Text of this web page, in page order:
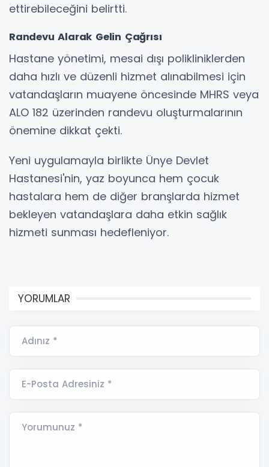
ettirebileceğini belirtti.
Randevu Alarak Gelin Çağrısı
Hastane yönetimi, mesai dışı polikliniklerden
daha hızlı ve düzenli hizmet alınabilmesi için
vatandaşların muayene öncesinde MHRS veya
ALO 182 üzerinden randevu oluşturmalarının
önemine dikkat çekti.
Yeni uygulamayla birlikte Ünye Devlet
Hastanesi'nin, yaz boyunca hem çocuk
hastalara hem de diğer branşlarda hizmet
bekleyen vatandaşlara daha etkin sağlık
hizmeti sunması hedefleniyor.
YORUMLAR
Adınız *
E-Posta Adresiniz *
Yorumunuz *